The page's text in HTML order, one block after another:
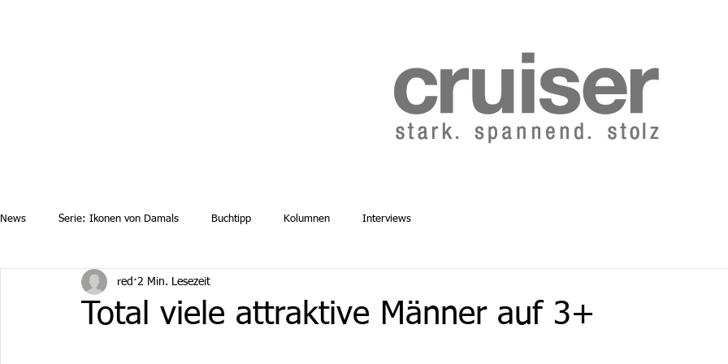
News Serie: Ikonen von Damals Buchtipp Kolumnen Interviews
Total viele attraktive Männer auf 3+
red 2 Min. Lesezeit